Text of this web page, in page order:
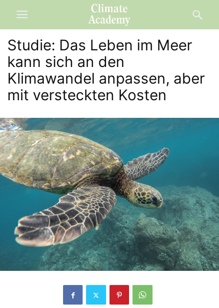
Studie: Das Leben im Meer
kann sich an den
Klimawandel anpassen, aber
mit versteckten Kosten